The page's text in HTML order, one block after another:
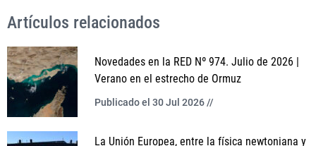
Artículos relacionados
Novedades en la RED Nº 974. Julio de 2026 |
Verano en el estrecho de Ormuz
Publicado el 30 Jul 2026 //
La Unión Europea, entre la física newtoniana y